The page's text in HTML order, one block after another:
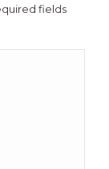
fields